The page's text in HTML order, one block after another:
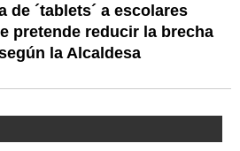
de ´tablets´ a escolares
pretende reducir la brecha
la Alcaldesa